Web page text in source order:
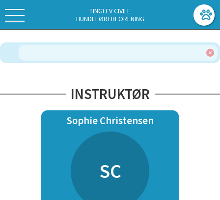
TINGLEV CIVILE
HUNDEFØRERFORENING
INSTRUKTØR
Sophie Christensen
SC